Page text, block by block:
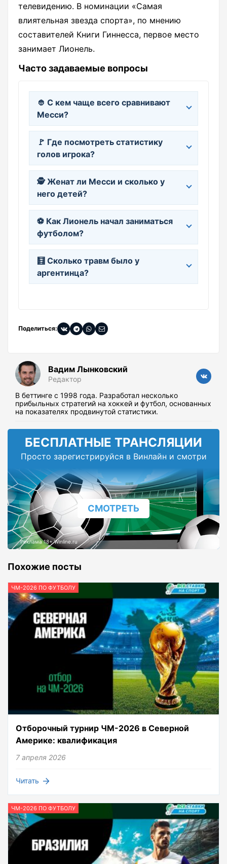
телевидению. В номинации «Самая
влиятельная звезда спорта», по мнению
составителей Книги Гиннесса, первое место
занимает Лионель.
Часто задаваемые вопросы
👲 С кем чаще всего сравнивают
Месси?
🚩 Где посмотреть статистику
голов игрока?
🕵 Женат ли Месси и сколько у
него детей?
⚽ Как Лионель начал заниматься
футболом?
🧮 Сколько травм было у
аргентинца?
Поделиться:
Вадим Лынковский
Редактор
В беттинге с 1998 года. Разработал несколько
прибыльных стратегий на хоккей и футбол, основанных
на показателях продвинутой статистики.
БЕСПЛАТНЫЕ ТРАНСЛЯЦИИ
Просто зарегистрируйся в Винлайн и смотри
СМОТРЕТЬ
Реклама 18+ Winline.ru
Похожие посты
ЧМ-2026 ПО ФУТБОЛУ
Отборочный турнир ЧМ-2026 в Северной
Америке: квалификация
7 апреля 2026
Читать
ЧМ-2026 ПО ФУТБОЛУ